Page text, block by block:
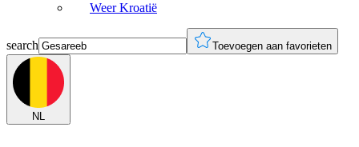
Weer Kroatië
search Toevoegen aan favorieten
NL